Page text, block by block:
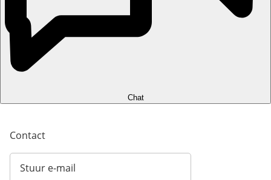
Chat
Contact
Stuur e-mail
Opent e-mailclient